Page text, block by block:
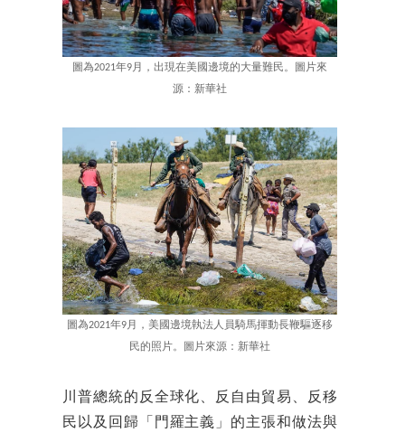
圖為2021年9月，出現在美國邊境的大量難民。圖片來
源：新華社
圖為2021年9月，美國邊境執法人員騎馬揮動長鞭驅逐移
民的照片。圖片來源：新華社
川普總統的反全球化、反自由貿易、反移
民以及回歸「門羅主義」的主張和做法與